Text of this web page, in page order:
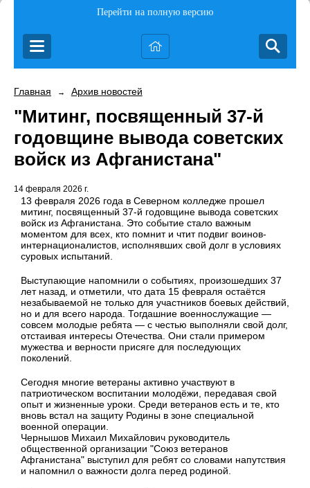
Перейти на полную версию
Главная → Архив новостей
"Митинг, посвященный 37-й
годовщине вывода советских
войск из Афганистана"
14 февраля 2026 г.
13 февраля 2026 года в Северном колледже прошел
митинг, посвященный 37-й годовщине вывода советских
войск из Афганистана. Это событие стало важным
моментом для всех, кто помнит и чтит подвиг воинов-
интернационалистов, исполнявших свой долг в условиях
суровых испытаний.
Выступающие напомнили о событиях, произошедших 37
лет назад, и отметили, что дата 15 февраля остаётся
незабываемой не только для участников боевых действий,
но и для всего народа. Тогдашние военнослужащие —
совсем молодые ребята — с честью выполняли свой долг,
отстаивая интересы Отечества. Они стали примером
мужества и верности присяге для последующих
поколений.
Сегодня многие ветераны активно участвуют в
патриотическом воспитании молодёжи, передавая свой
опыт и жизненные уроки. Среди ветеранов есть и те, кто
вновь встал на защиту Родины в зоне специальной
военной операции.
Чернышов Михаил Михайлович руководитель
общественной организации "Союз ветеранов
Афганистана" выступил для ребят со словами напутствия
и напомнил о важности долга перед родиной.